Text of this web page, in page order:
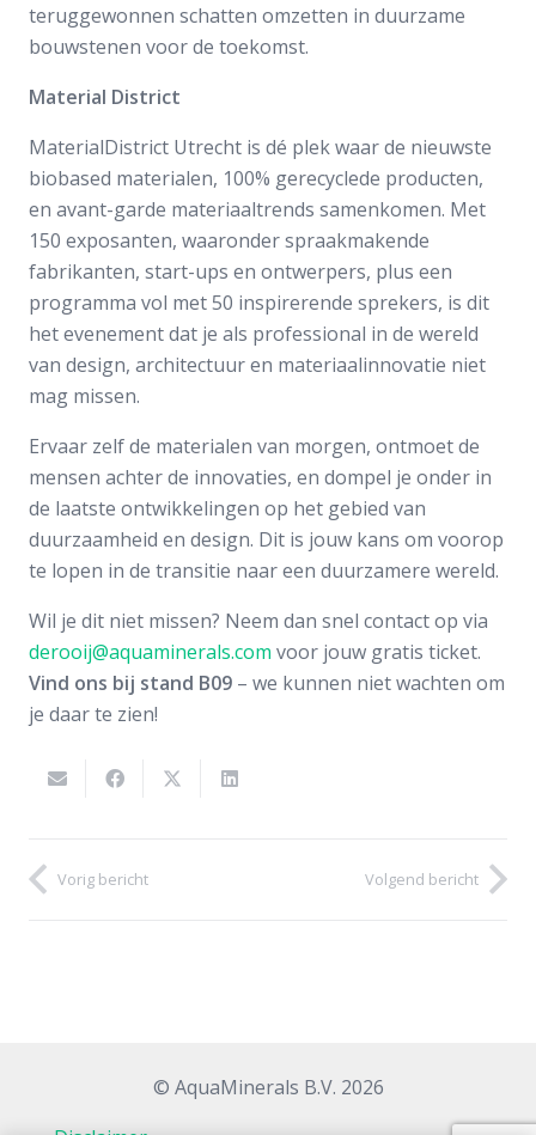
teruggewonnen schatten omzetten in duurzame
bouwstenen voor de toekomst.
Material District
MaterialDistrict Utrecht is dé plek waar de nieuwste
biobased materialen, 100% gerecyclede producten,
en avant-garde materiaaltrends samenkomen. Met
150 exposanten, waaronder spraakmakende
fabrikanten, start-ups en ontwerpers, plus een
programma vol met 50 inspirerende sprekers, is dit
het evenement dat je als professional in de wereld
van design, architectuur en materiaalinnovatie niet
mag missen.
Ervaar zelf de materialen van morgen, ontmoet de
mensen achter de innovaties, en dompel je onder in
de laatste ontwikkelingen op het gebied van
duurzaamheid en design. Dit is jouw kans om voorop
te lopen in de transitie naar een duurzamere wereld.
Wil je dit niet missen? Neem dan snel contact op via
derooij@aquaminerals.com voor jouw gratis ticket.
Vind ons bij stand B09 – we kunnen niet wachten om
je daar te zien!
Vorig bericht Volgend bericht
© AquaMinerals B.V. 2026